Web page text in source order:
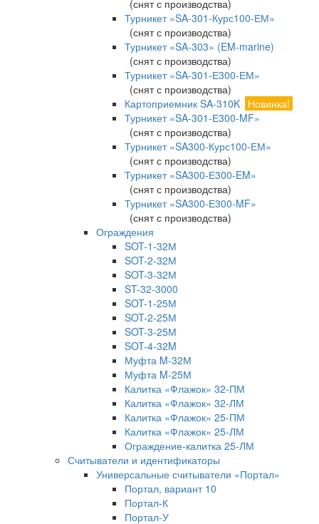
(снят с производства)
Турникет «SA-301-Курс100-ЕМ»
(снят с производства)
Турникет «SA-303» (EM-marine)
(снят с производства)
Турникет «SA-301-Е300-ЕМ»
(снят с производства)
Картоприемник SA-310K Новинка!
Турникет «SA-301-Е300-MF»
(снят с производства)
Турникет «SA300-Курс100-ЕМ»
(снят с производства)
Турникет «SA300-Е300-EM»
(снят с производства)
Турникет «SA300-Е300-MF»
(снят с производства)
Ограждения
SOT-1-32М
SOT-2-32М
SOT-3-32М
ST-32-3000
SOT-1-25М
SOT-2-25М
SOT-3-25М
SOT-4-32M
Муфта M-32М
Муфта M-25М
Калитка «Флажок» 32-ПМ
Калитка «Флажок» 32-ЛМ
Калитка «Флажок» 25-ПМ
Калитка «Флажок» 25-ЛМ
Ограждение-калитка 25-ЛМ
Считыватели и идентификаторы
Универсальные считыватели «Портал»
Портал, вариант 10
Портал-К
Портал-У